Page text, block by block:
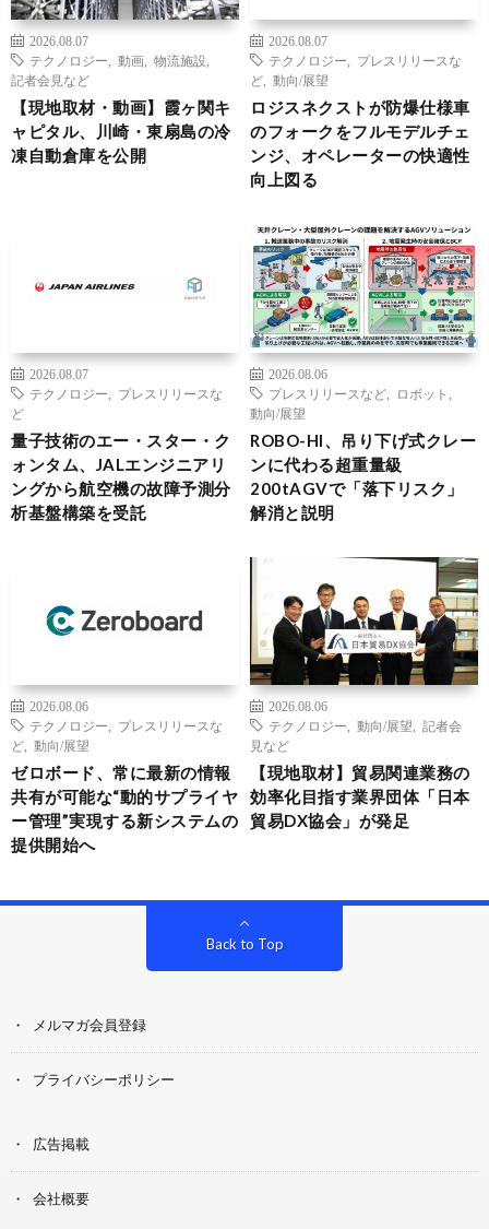
2026.08.07
テクノロジー
動画 物流施設
記者会見など
【現地取材・動画】霞ヶ関キ
ャピタル、川崎・東扇島の冷
凍自動倉庫を公開
2026.08.07
テクノロジー
プレスリリースな
ど
動向/展望
ロジスネクストが防爆仕様車
のフォークをフルモデルチェ
ンジ、オペレーターの快適性
向上図る
2026.08.07
テクノロジー
プレスリリースな
ど
量子技術のエー・スター・ク
ォンタム、JALエンジニアリ
ングから航空機の故障予測分
析基盤構築を受託
2026.08.06
プレスリリースなど
ロボット
動向/展望
ROBO-HI、吊り下げ式クレー
ンに代わる超重量級
200tAGVで「落下リスク」
解消と説明
2026.08.06
テクノロジー
プレスリリースな
ど
動向/展望
ゼロボード、常に最新の情報
共有が可能な“動的サプライヤ
ー管理”実現する新システムの
提供開始へ
2026.08.06
テクノロジー
動向/展望
記者会
見など
【現地取材】貿易関連業務の
効率化目指す業界団体「日本
貿易DX協会」が発足
Back to Top
メルマガ会員登録
プライバシーポリシー
広告掲載
会社概要